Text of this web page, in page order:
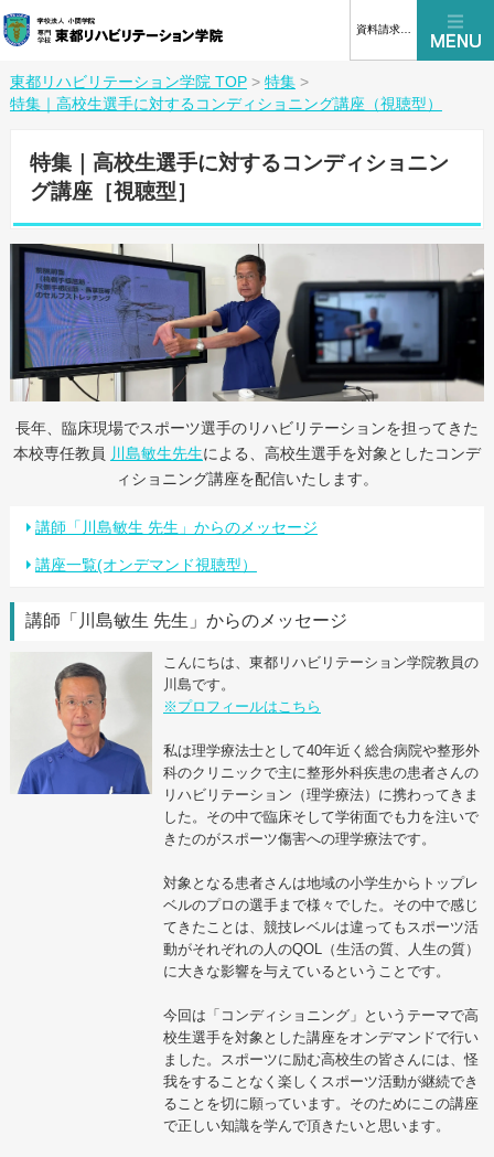
東都リハビリテーション学院 TOP > 特集 >
特集｜高校生選手に対するコンディショニング講座（視聴型）
特集｜高校生選手に対するコンディショニン
グ講座［視聴型］
長年、臨床現場でスポーツ選手のリハビリテーションを担ってきた
本校専任教員 川島敏生先生による、高校生選手を対象としたコンデ
ィショニング講座を配信いたします。
講師「川島敏生 先生」からのメッセージ
講座一覧(オンデマンド視聴型）
講師「川島敏生 先生」からのメッセージ
こんにちは、東都リハビリテーション学院教員の
川島です。
※プロフィールはこちら
私は理学療法士として40年近く総合病院や整形外
科のクリニックで主に整形外科疾患の患者さんの
リハビリテーション（理学療法）に携わってきま
した。その中で臨床そして学術面でも力を注いで
きたのがスポーツ傷害への理学療法です。
対象となる患者さんは地域の小学生からトップレ
ベルのプロの選手まで様々でした。その中で感じ
てきたことは、競技レベルは違ってもスポーツ活
動がそれぞれの人のQOL（生活の質、人生の質）
に大きな影響を与えているということです。
今回は「コンディショニング」というテーマで高
校生選手を対象とした講座をオンデマンドで行い
ました。スポーツに励む高校生の皆さんには、怪
我をすることなく楽しくスポーツ活動が継続でき
ることを切に願っています。そのためにこの講座
で正しい知識を学んで頂きたいと思います。